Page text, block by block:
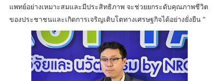
แพทย์อย่างเหมาะสมและมีประสิทธิภาพ จะช่วยยกระดับคุณภาพชีวิต
ของประชาชนและเกิดการเจริญเติบโตทางเศรษฐกิจได้อย่างยั่งยืน ”